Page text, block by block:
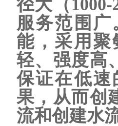
径大（
服务范围
能，采用
轻、强度高
保证在低速
果，从而创
流和创建水